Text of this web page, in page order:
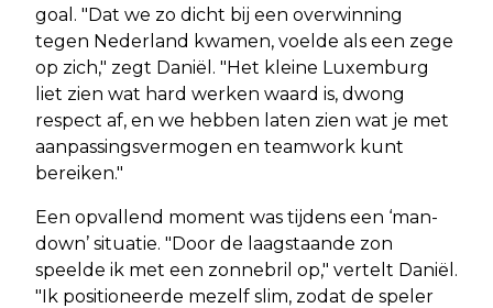
goal. "Dat we zo dicht bij een overwinning
tegen Nederland kwamen, voelde als een zege
op zich," zegt Daniël. "Het kleine Luxemburg
liet zien wat hard werken waard is, dwong
respect af, en we hebben laten zien wat je met
aanpassingsvermogen en teamwork kunt
bereiken."
Een opvallend moment was tijdens een ‘man-
down’ situatie. "Door de laagstaande zon
speelde ik met een zonnebril op," vertelt Daniël.
"Ik positioneerde mezelf slim, zodat de speler